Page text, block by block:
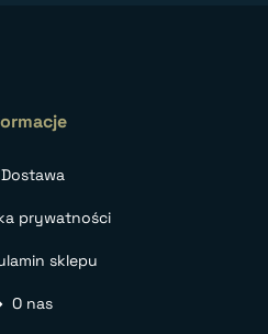
Dostawa
prywatności
sklepu
O nas